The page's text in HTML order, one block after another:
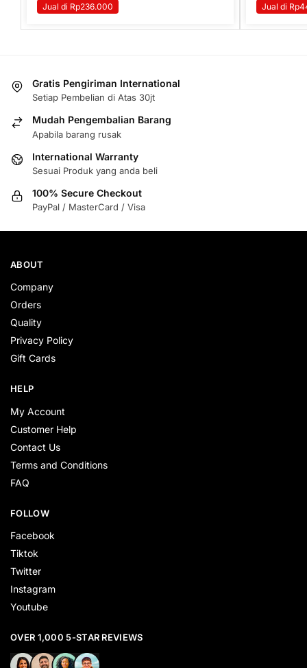
Jual di Rp236.000 Jual di
Gratis Pengiriman International
Setiap Pembelian di Atas 30jt
Mudah Pengembalian Barang
Apabila barang rusak
International Warranty
Sesuai Produk yang anda beli
100% Secure Checkout
PayPal / MasterCard / Visa
ABOUT
Company
Orders
Quality
Privacy Policy
Gift Cards
HELP
My Account
Customer Help
Contact Us
Terms and Conditions
FAQ
FOLLOW
Facebook
Tiktok
Twitter
Instagram
Youtube
OVER 1,000 5-STAR REVIEWS